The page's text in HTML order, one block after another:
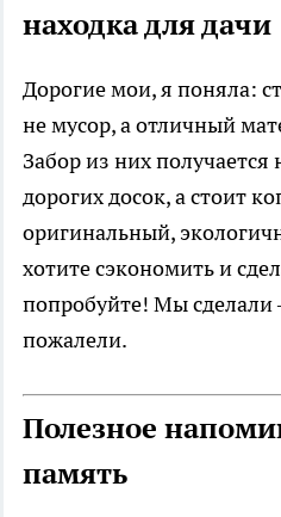
находка для дачи
Дорогие мои, я поняла:
не мусор, а отличный
Забор из них получается
дорогих досок, а стоит
оригинальный,
хотите сэкономить и
попробуйте! Мы сделали
пожалели.
Полезное
память